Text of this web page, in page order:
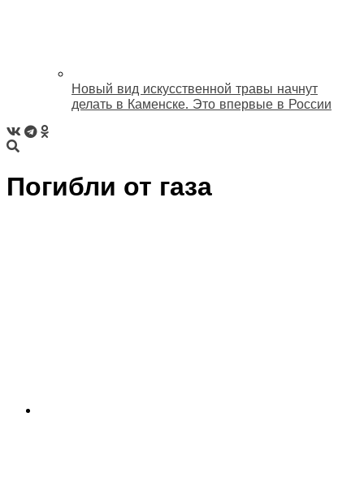
Новый вид искусственной травы начнут
делать в Каменске. Это впервые в России
Погибли от газа